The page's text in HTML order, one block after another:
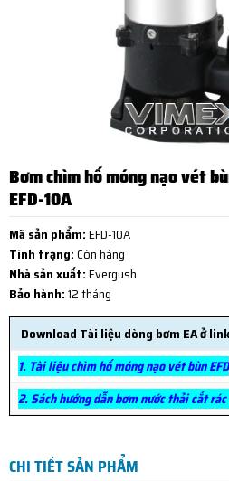
Bơm chìm hố móng nạo vét
EFD-10A
Mã sản phẩm:EFD-10A
Tình trạng:Còn hàng
Nhà sản xuất:Evergush
Bảo hành:12 tháng
Download Tài liệu dòng bơm EA ở
1. Tài liệu chìm hố móng nạo vét bùn EFD
2.Sách hướng dẫn bơm nước thải cắt rác
CHI TIẾT SẢN PHẨM